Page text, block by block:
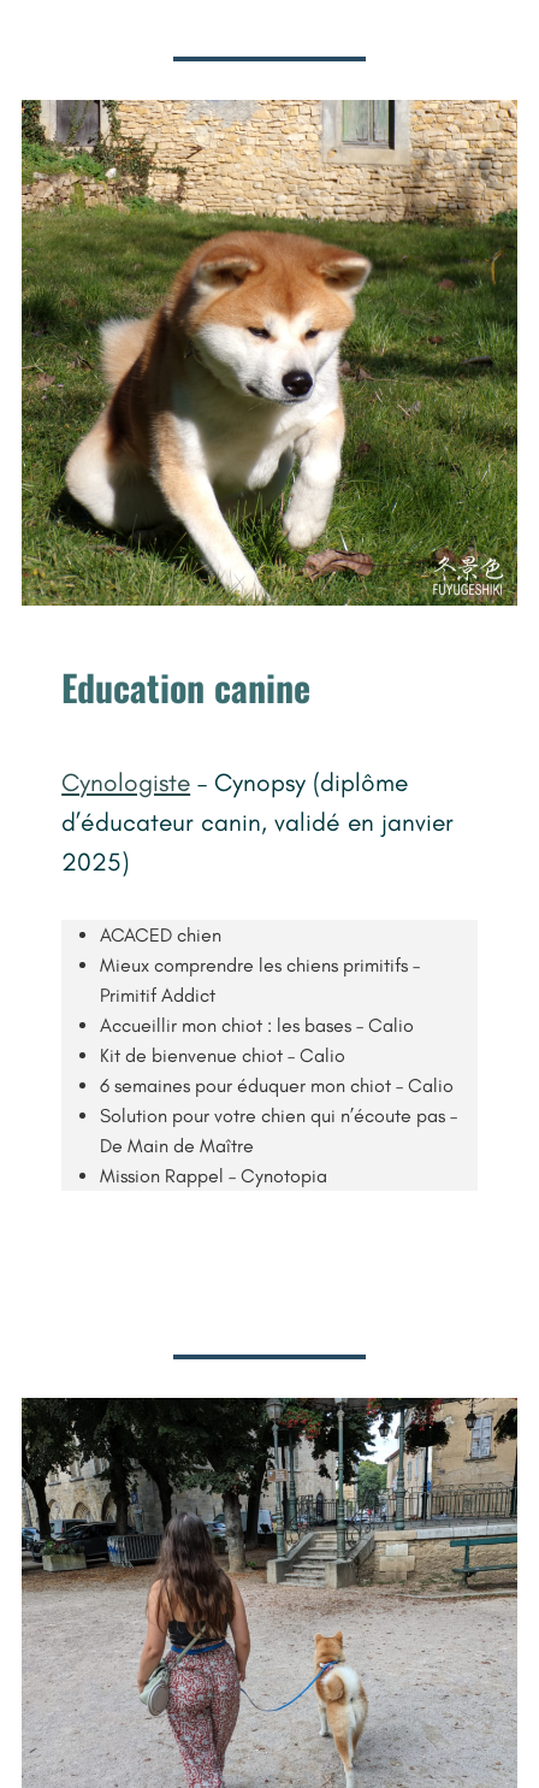
Education canine
Cynologiste – Cynopsy (diplôme
d’éducateur canin, validé en janvier
2025)
ACACED chien
Mieux comprendre les chiens primitifs –
Primitif Addict
Accueillir mon chiot : les bases – Calio
Kit de bienvenue chiot – Calio
6 semaines pour éduquer mon chiot – Calio
Solution pour votre chien qui n’écoute pas –
De Main de Maître
Mission Rappel – Cynotopia